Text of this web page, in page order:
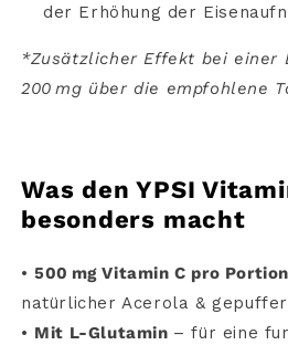
der Erhöhung der
*ZusätzlicherEffekt beieiner
200 mg überdie empfohlene
WasdenYPSI
besonders macht
•500 mgVitaminC pro Portion
natürlicherAcerola &
• Mit L-Glutamin –für eine